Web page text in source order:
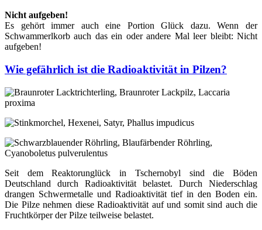
Nicht aufgeben!
Es gehört immer auch eine Portion Glück dazu. Wenn der
Schwammerlkorb auch das ein oder andere Mal leer bleibt: Nicht
aufgeben!
Wie gefährlich ist die Radioaktivität in Pilzen?
Seit dem Reaktorunglück in Tschernobyl sind die Böden
Deutschland durch Radioaktivität belastet. Durch Niederschlag
drangen Schwermetalle und Radioaktivität tief in den Boden ein.
Die Pilze nehmen diese Radioaktivität auf und somit sind auch die
Fruchtkörper der Pilze teilweise belastet.